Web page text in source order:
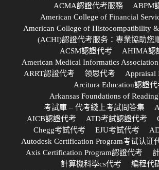
ACMA認證代考服務
ABPM
American College of Financial
American College of Histocompatibility
(ACHI)認證代考服务：專業協助您
ACSM認證代考
AHIMA認
American Medical Informatics
ARRT認證代考
领思代考
Appraisal
Arcitura Education認證代
Arkansas Foundations of
考試庫 – 代考綫上考試問答集
AICB認證代考
ATD考試認證代考
Chegg考試代考
EJU考試代考
Autodesk Certification Program考试认证
Axis Certification Program認證代考
計算機科學cs代考
編程代